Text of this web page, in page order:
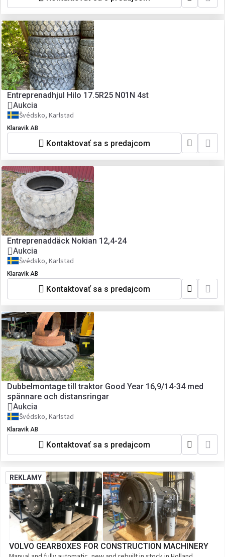
Entreprenadhjul Hilo 17.5R25 N01N 4st
Aukcia
Švédsko, Karlstad
Klaravik AB
Kontaktovať sa s predajcom
Entreprenaddäck Nokian 12,4-24
Aukcia
Švédsko, Karlstad
Klaravik AB
Kontaktovať sa s predajcom
Dubbelmontage till traktor Good Year 16,9/14-34 med
spännare och distansringar
Aukcia
Švédsko, Karlstad
Klaravik AB
Kontaktovať sa s predajcom
REKLAMY
VOLVO GEARBOXES FOR CONSTRUCTION MACHINERY